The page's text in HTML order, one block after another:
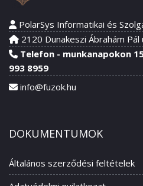
PolarSys Informatikai és
2120 Dunakeszi Ábrahám
Telefon - munkanapokon
993 8959
info@fuzok.hu
DOKUMENTUMOK
Általános szerződési feltételek